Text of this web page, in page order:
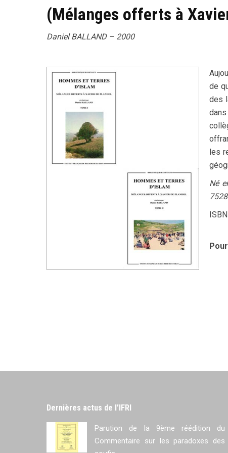
(Mélanges offerts à
Daniel BALLAND – 2000
de
des
les
Né
Dernières actus de l’IFRI
Parution de la 9ème réédition du
Commentaire sur les paradoxes des